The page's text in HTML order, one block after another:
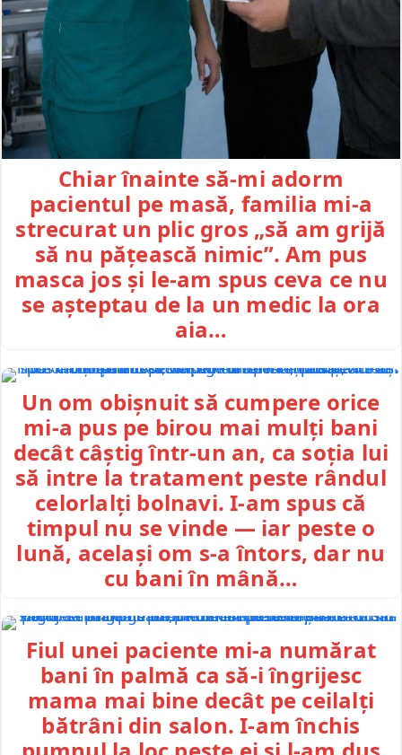
Chiar înainte să-mi adorm
pacientul pe masă, familia mi-a
strecurat un plic gros „să am grijă
să nu pățească nimic”. Am pus
masca jos și le-am spus ceva ce nu
se așteptau de la un medic la ora
aia…
Un om obișnuit să cumpere orice
mi-a pus pe birou mai mulți bani
decât câștig într-un an, ca soția lui
să intre la tratament peste rândul
celorlalți bolnavi. I-am spus că
timpul nu se vinde — iar peste o
lună, același om s-a întors, dar nu
cu bani în mână…
Fiul unei paciente mi-a numărat
bani în palmă ca să-i îngrijesc
mama mai bine decât pe ceilalți
bătrâni din salon. I-am închis